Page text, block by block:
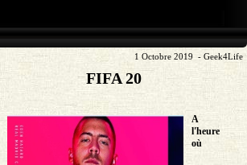
1 Octobre 2019 - Geek4Life
FIFA 20
A
l'heure
où